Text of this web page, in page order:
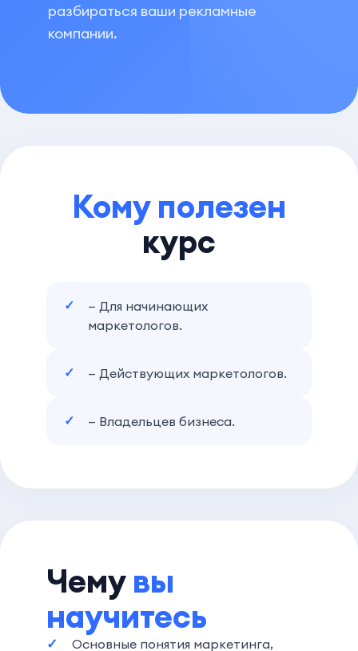
разбираться ваши рекламные
компании.
Кому полезен
курс
— Для начинающих
маркетологов.
— Действующих маркетологов.
— Владельцев бизнеса.
Чемувы
научитесь
Основные понятия маркетинга,